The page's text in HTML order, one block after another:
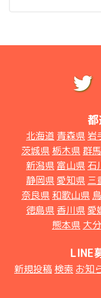
北海道 青森県 岩
茨城県 栃木県群
新潟県 富山県 石
静岡県愛知県 三
奈良県 和歌山県
徳島県 香川県愛
熊本県 大
LINE
新規投稿 検索 お知